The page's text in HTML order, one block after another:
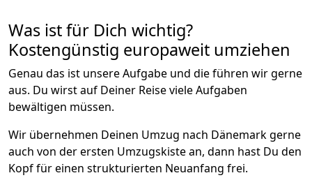
Was ist für Dich wichtig?
Kostengünstig europaweit umziehen
Genau das ist unsere Aufgabe und die führen wir gerne
aus. Du wirst auf Deiner Reise viele Aufgaben
bewältigen müssen.
Wir übernehmen Deinen Umzug nach Dänemark gerne
auch von der ersten Umzugskiste an, dann hast Du den
Kopf für einen strukturierten Neuanfang frei.